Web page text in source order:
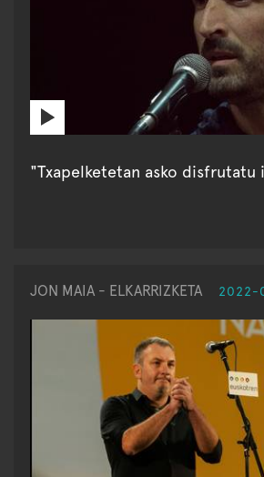
"Txapelketetan asko disfrutatu
JON MAIA - ELKARRIZKETA 2022-